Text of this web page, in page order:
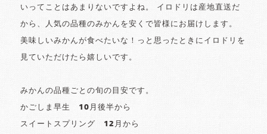
いってことはあまりないですよね。 イロドリは産地直送だ
から、人気の品種のみかんを安くで皆様にお届けします。
美味しいみかんが食べたいな！っと思ったときにイロドリを
見ていただけたら嬉しいです。
みかんの品種ごとの旬の目安です。
かごしま早生 10月後半から
スイートスプリング 12月から